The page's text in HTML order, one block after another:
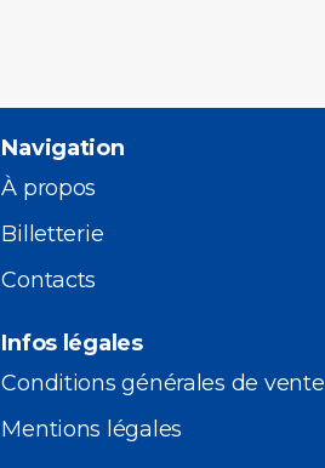
Navigation
À propos
Billetterie
Contacts
Infos légales
Conditions générales de vente
Mentions légales